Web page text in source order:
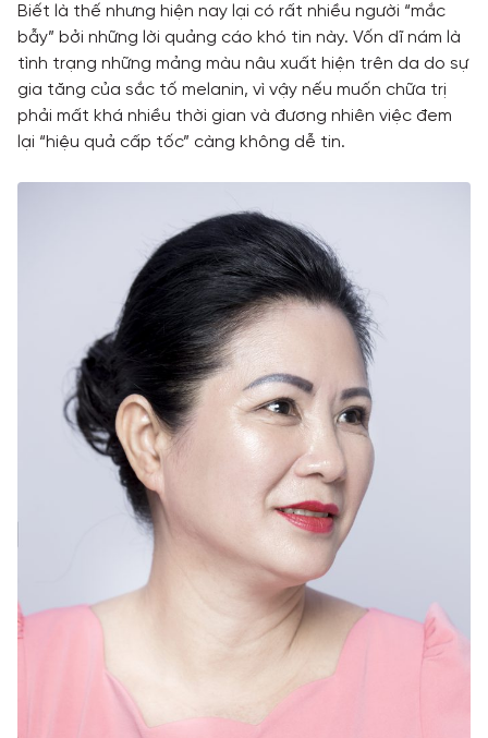
Biết là thế nhưng hiện nay lại có rất nhiều người “mắc
bẫy” bởi những lời quảng cáo khó tin này. Vốn dĩ nám là
tình trạng những mảng màu nâu xuất hiện trên da do sự
gia tăng của sắc tố melanin, vì vậy nếu muốn chữa trị
phải mất khá nhiều thời gian và đương nhiên việc đem
lại “hiệu quả cấp tốc” càng không dễ tin.